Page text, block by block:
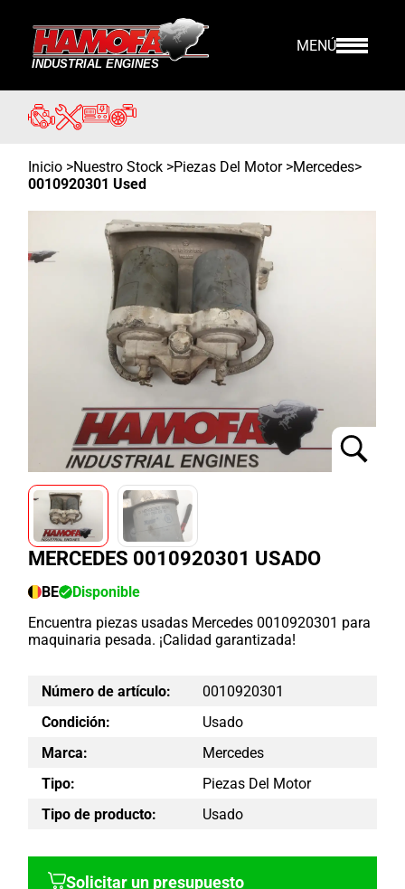
MENÚ
Inicio >Nuestro Stock >Piezas Del Motor >Mercedes>
0010920301 Used
MERCEDES 0010920301 USADO
BE
Disponible
Encuentra piezas usadas Mercedes 0010920301 para
maquinaria pesada. ¡Calidad garantizada!
Número de artículo:
0010920301
Condición:
Usado
Marca:
Mercedes
Tipo:
Piezas Del Motor
Tipo de producto:
Usado
Solicitar un presupuesto